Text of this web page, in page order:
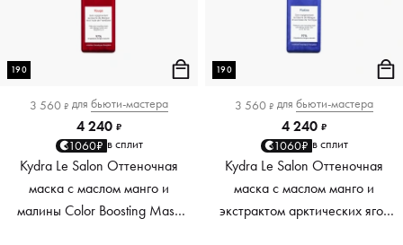
190
3 560 ₽ для бьюти-мастера
4 240 ₽
1060₽ в сплит
Kydra Le Salon Оттеночная
маска с маслом манго и
малины Color Boosting Mask
190
3 560 ₽ для бьюти-мастера
4 240 ₽
1060₽ в сплит
Kydra Le Salon Оттеночная
маска с маслом манго и
экстрактом арктических ягод